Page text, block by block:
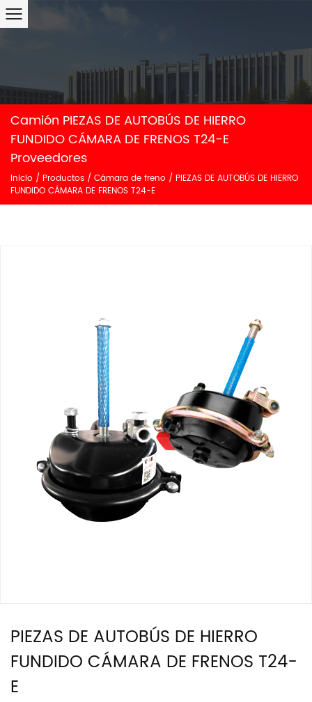
Camión PIEZAS DE AUTOBÚS DE HIERRO
FUNDIDO CÁMARA DE FRENOS T24-E
Proveedores
Inicio / Productos / Cámara de freno / PIEZAS DE AUTOBÚS DE HIERRO
FUNDIDO CÁMARA DE FRENOS T24-E
PIEZAS DE AUTOBÚS DE HIERRO
FUNDIDO CÁMARA DE FRENOS T24-
E